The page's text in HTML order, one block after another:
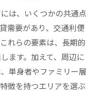
は、いくつかの共通点
需要があり、交通利便
れらの要素は、長期的
ます。加えて、周辺に
単身者やファミリー層
徴を持つエリアを選ぶ